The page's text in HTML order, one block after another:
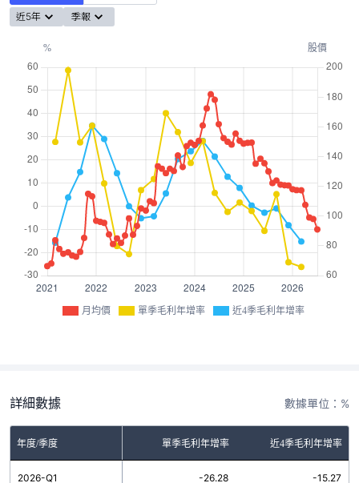
近5年 季報
月均價 單季毛利年增率 近4季毛利年增率
詳細數據 數據單位：%
年度/季度 單季毛利年增率 近4季毛利年增率
2026-Q1 -26.28 -15.27